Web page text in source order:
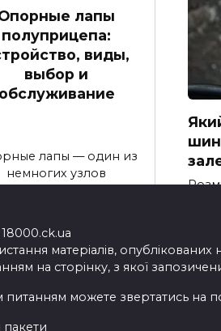
лапы
полуприцепа:
виды,
выбор и
обслуживание
лапы — один из
немногих узлов
матеріалів,
на сторінку, з якої
питанням можете звертатись на
пакети